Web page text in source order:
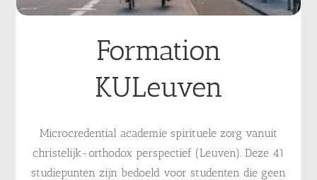
Formation
KULeuven
Microcredential academie spirituele zorg vanuit
christelijk-orthodox perspectief (Leuven). Deze 41
studiepunten zijn bedoeld voor studenten die geen